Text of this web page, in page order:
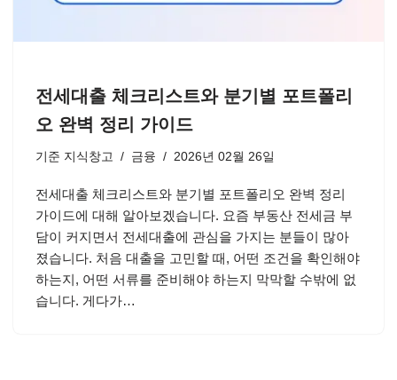
전세대출 체크리스트와 분기별 포트폴리
오 완벽 정리 가이드
기준 지식창고 금융 2026년 02월 26일
전세대출 체크리스트와 분기별 포트폴리오 완벽 정리
가이드에 대해 알아보겠습니다. 요즘 부동산 전세금 부
담이 커지면서 전세대출에 관심을 가지는 분들이 많아
졌습니다. 처음 대출을 고민할 때, 어떤 조건을 확인해야
하는지, 어떤 서류를 준비해야 하는지 막막할 수밖에 없
습니다. 게다가…